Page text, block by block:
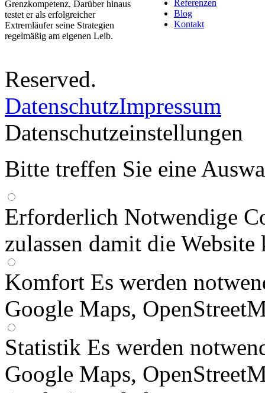
Grenzkompetenz. Darüber hinaus
testet er als erfolgreicher
Extremläufer seine Strategien
regelmäßig am eigenen Leib.
Referenzen
Blog
Kontakt
Reserved.
DatenschutzImpressum
Datenschutzeinstellungen
Bitte treffen Sie eine
Erforderlich Notwendige
zulassen damit die
Komfort Es werden
Google Maps,
Statistik Es werden
Google Maps,